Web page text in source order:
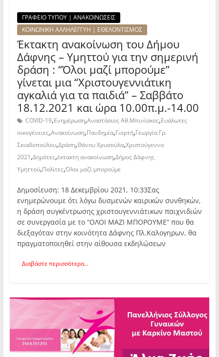
ΓΡΑΦΕΙΟ ΤΥΠΟΥ | ΑΝΑΚΟΙΝΩΣΕΙΣ
ΚΟΙΝΩΝΙΚΗ ΑΛΛΗΛΕΓΓΥΗ | ΕΘΕΛΟΝΤΙΣΜΟΣ
Έκτακτη ανακοίνωση του Δήμου
Δάφνης – Υμηττού για την σημερινή
δράση : “Όλοι μαζί μπορούμε”
γίνεται μια “Χριστουγεννιάτικη
αγκαλιά για τα παιδιά” – Σαββάτο
18.12.2021 και ώρα 10.00π.μ.-14.00
COVID-19,Ενημέρωση,Αναστάσιος Αθ.Μπινίσκος,Ευάλωτες
οικογένειες,Ανακοίνωση,Πανδημία,Γιορτή,Γεωργία Γρ.
Σκιαδοπούλου,Δράση,Θάνου Χρυσούλα,Χριστούγεννα
2021,Δημότες,έκτακτη ανακοίνωση,Δήμος Δάφνης
Υμηττού,Πολίτες,Όλοι μαζί μπορούμε
Δημοσίευση: 18 Δεκεμβρίου 2021, 10:33Σας
ενημερώνουμε ότι λόγω δυσμενών καιρικών συνθηκών,
η δράση συγκέντρωσης χριστουγεννιάτικων παιχνιδιών
σε συνεργασία με το “ΟΛΟΙ ΜΑΖΙ ΜΠΟΡΟΥΜΕ” που θα
διεξαγόταν στην κοινότητα Δάφνης Πλ.Καλογηρων, θα
πραγματοποιηθεί στην αίθουσα εκδηλώσεων
Διαβάστε περισσότερα...